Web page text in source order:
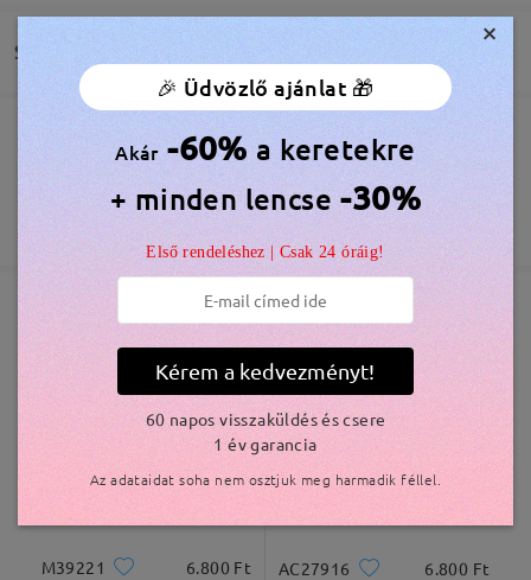
vender separado os óculos magnéticos de outras
cores
byPedro da SilvaonAug 2 , 2026
Olvassa el az összes
véleményt
Írjon egy véleményt
Szállítás
Megrendelés leadva
feldolgozási idő
5-7 munkanap
részletek
Elküldve
szállítási idő
5-7 munkanap részletek
Kiszállítva
Ingyenes Karcálló Lencsebevonat Tartozék
60 Napos Visszatérítés és Csere
365 Napos Garancia
Bővebben
Hasonló keretek
M39221 6.800 Ft AC27916 6.800 Ft
×
🎉 Üdvözlő ajánlat 🎁
Akár -60% a keretekre
+ minden lencse -30%
Első rendeléshez | Csak 24 óráig!
Kérem a kedvezményt!
60 napos visszaküldés és csere
1 év garancia
Az adataidat soha nem osztjuk meg harmadik féllel.